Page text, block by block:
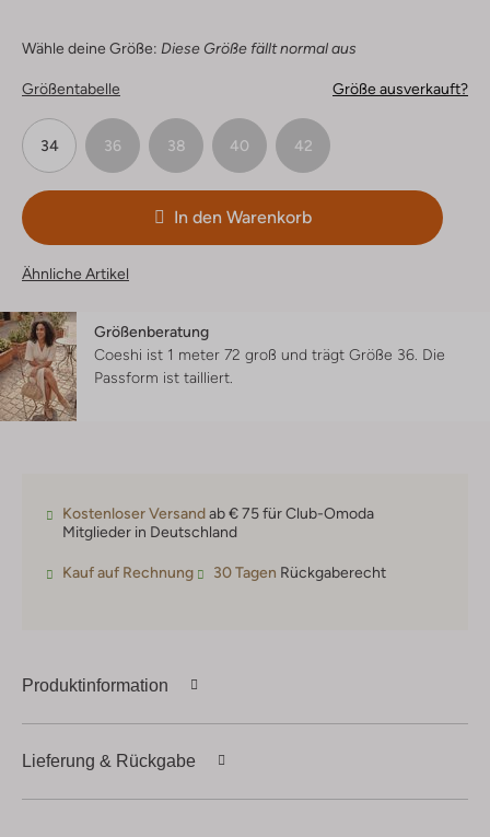
Wähle deine Größe: Diese Größe fällt normal aus
Größentabelle Größe ausverkauft?
34 36 38 40 42
In den Warenkorb
Ähnliche Artikel
Größenberatung
Coeshi ist 1 meter 72 groß und trägt Größe 36. Die
Passform ist tailliert
Kostenloser Versandab € 75 für Club-Omoda
Mitglieder in Deutschland
Kauf auf Rechnung 30 Tagen Rückgaberecht
Produktinformation
Lieferung & Rückgabe